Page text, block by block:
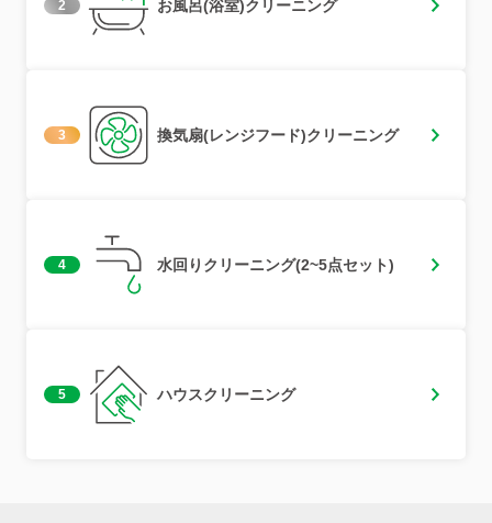
2 お風呂(浴室)クリーニング
3 換気扇(レンジフード)クリーニング
4 水回りクリーニング(2~5点セット)
5 ハウスクリーニング